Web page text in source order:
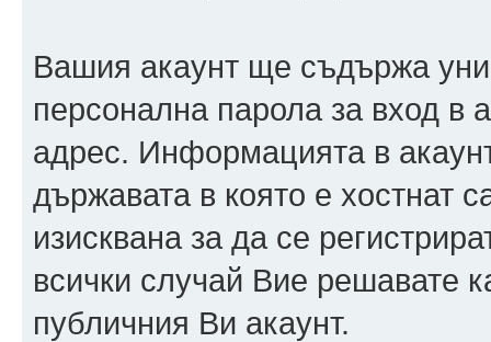
Вашия акаунт ще съдържа
персонална парола за вход в
адрес. Информацията в
държавата в която е хостнат
изисквана за да се
всички случай Вие решавате
публичния Ви акаунт.